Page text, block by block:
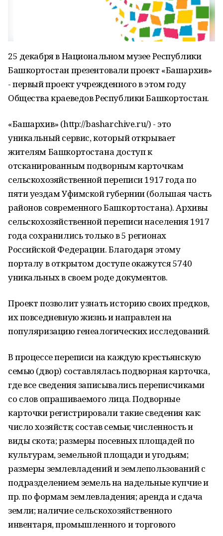
25 декабря в Национальном музее Республики
Башкортостан презентовали проект «Башархив»
- первый проект учрежденного в этом году
Общества краеведов Республики Башкортостан.
«Башархив» (http://basharchive.ru/) - это
уникальный сервис, который открывает
жителям Башкортостана доступ к
отсканированным подворным карточкам
сельскохозяйственной переписи 1917 года по
пяти уездам Уфимской губернии (большая часть
районов современного Башкортостана). Архивы
сельскохозяйственной переписи населения 1917
года сохранились только в 5 регионах
Российской Федерации. Благодаря этому
порталу в открытом доступе окажутся 5740
уникальных в своем роде документов.
Проект позволит узнать историю своих предков,
их повседневную жизнь и направлен на
популяризацию генеалогических исследований.
В процессе переписи на каждую крестьянскую
семью (двор) составлялась подворная карточка,
где все сведения записывались переписчиками
со слов опрашиваемого лица. Подворные
карточки регистрировали такие сведения как:
число хозяйств; состав семьи; численность и
виды скота; размеры посевных площадей по
культурам, земельной площади и угодьям;
размеры землевладений и землепользований с
подразделением земель на надельные купчие и
пр. по формам землевладения; аренда и сдача
земли; наличие сельскохозяйственного
инвентаря, промышленного и торгового